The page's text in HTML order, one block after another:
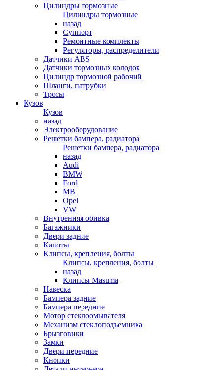
Цилиндры тормозные
Цилиндры тормозные
назад
Суппорт
Ремонтные комплекты
Регуляторы, распределители
Датчики ABS
Датчики тормозных колодок
Цилиндр тормозной рабочий
Шланги, патрубки
Тросы
Кузов
Кузов
назад
Электрооборудование
Решетки бампера, радиатора
Решетки бампера, радиатора
назад
Audi
BMW
Ford
MB
Opel
VW
Внутренняя обивка
Багажники
Двери задние
Капоты
Клипсы, крепления, болты
Клипсы, крепления, болты
назад
Клипсы Masuma
Навеска
Бампера задние
Бампера передние
Мотор стеклоомывателя
Механизм стеклоподъемника
Брызговики
Замки
Двери передние
Кнопки